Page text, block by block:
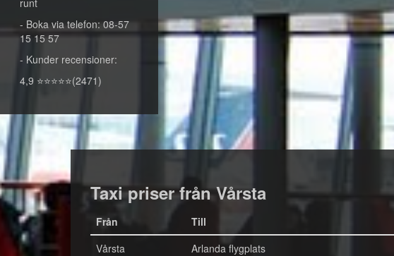
runt
- Boka via telefon: 08-57
15 15 57
- Kunder recensioner:
4,9 ⭐⭐⭐⭐⭐(2471)
Taxi priser från Vårsta
Från Till
Vårsta
Arlanda flygplats